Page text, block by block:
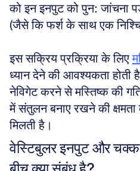
को इन इनपुट को पुन: जांचना
(जैसे कि फर्श के साथ एक
इस सक्रिय प्रक्रिया के लिए
ध्यान देने की आवश्यकता होती
नेविगेट करने से मस्तिष्क की
में संतुलन बनाए रखने की
मिलती है।
वेस्टिबुलर इनपुट और